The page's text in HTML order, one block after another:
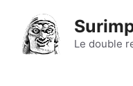
contenu
Le double